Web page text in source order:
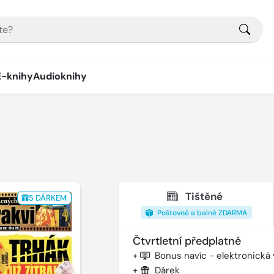
knihyAudioknihy
S DÁRKEM Tištěné
Poštovné a balné ZDARMA
Čtvrtletní předplatné
+ Bonus navíc - elektronická
+ Dárek